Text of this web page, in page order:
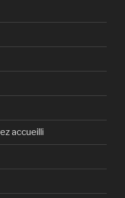
accueilli